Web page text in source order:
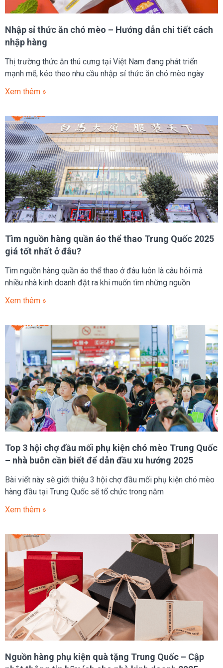
Nhập sỉ thức ăn chó mèo – Hướng dẫn chi tiết cách
nhập hàng
Thị trường thức ăn thú cưng tại Việt Nam đang phát triển
mạnh mẽ, kéo theo nhu cầu nhập sỉ thức ăn chó mèo ngày
Xem thêm »
Tìm nguồn hàng quần áo thể thao Trung Quốc 2025
giá tốt nhất ở đâu?
Tìm nguồn hàng quần áo thể thao ở đâu luôn là câu hỏi mà
nhiều nhà kinh doanh đặt ra khi muốn tìm những nguồn
Xem thêm »
Top 3 hội chợ đầu mối phụ kiện chó mèo Trung Quốc
– nhà buôn cần biết để dẫn đầu xu hướng 2025
Bài viết này sẽ giới thiệu 3 hội chợ đầu mối phụ kiện chó mèo
hàng đầu tại Trung Quốc sẽ tổ chức trong năm
Xem thêm »
Nguồn hàng phụ kiện quà tặng Trung Quốc – Cập